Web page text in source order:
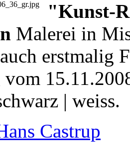
"Kunst-
Malerei in
erstmalig
| weiss.
Castrup